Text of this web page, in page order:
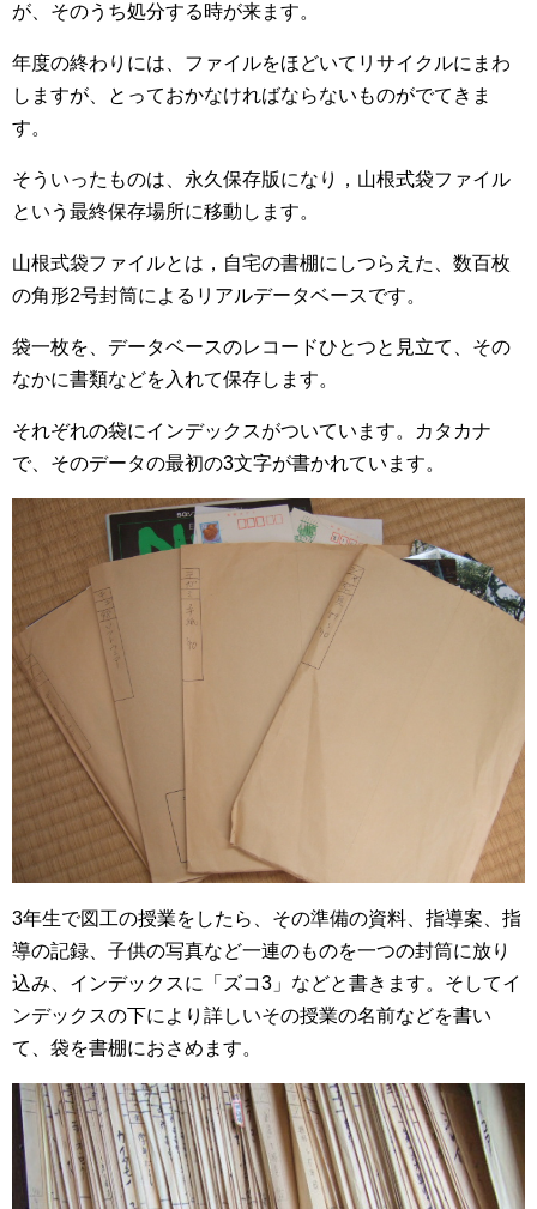
が、そのうち処分する時が来ます。
年度の終わりには、ファイルをほどいてリサイクルにまわ
しますが、とっておかなければならないものがでてきま
す。
そういったものは、永久保存版になり，山根式袋ファイル
という最終保存場所に移動します。
山根式袋ファイルとは，自宅の書棚にしつらえた、数百枚
の角形2号封筒によるリアルデータベースです。
袋一枚を、データベースのレコードひとつと見立て、その
なかに書類などを入れて保存します。
それぞれの袋にインデックスがついています。カタカナ
で、そのデータの最初の3文字が書かれています。
3年生で図工の授業をしたら、その準備の資料、指導案、指
導の記録、子供の写真など一連のものを一つの封筒に放り
込み、インデックスに「ズコ3」などと書きます。そしてイ
ンデックスの下により詳しいその授業の名前などを書い
て、袋を書棚におさめます。